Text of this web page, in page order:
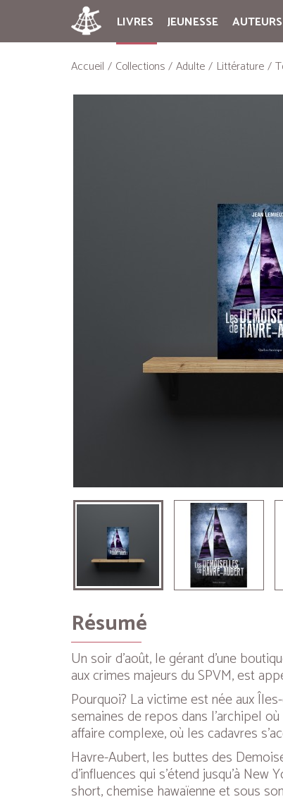
LIVRES JEUNESSE AUTEURS
Accueil Collections Adulte Littérature
Résumé
Un soir d'août, le gérant d’une
aux crimes majeurs du SPVM, est
Pourquoi? La victime est née aux
semaines de repos dans l'archipel
affaire complexe, où les cadavres
Havre-Aubert, les buttes des
d’influences qui s’étend jusqu’à
short, chemise hawaïenne et sous